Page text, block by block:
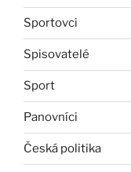
Sportovci
Spisovatelé
Sport
Panovníci
Česká politika